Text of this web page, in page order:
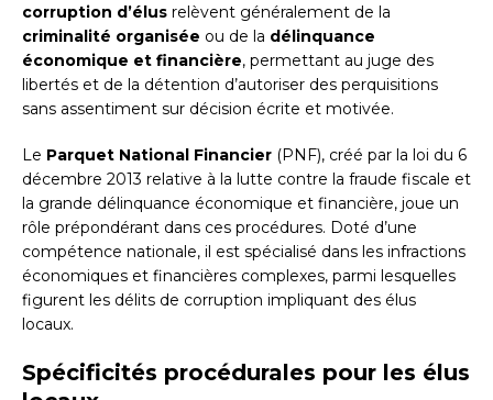
corruption d’élus relèvent généralement de la
criminalité organisée ou de la délinquance
économique et financière, permettant au juge des
libertés et de la détention d’autoriser des perquisitions
sans assentiment sur décision écrite et motivée.
Le Parquet National Financier (PNF), créé par la loi du 6
décembre 2013 relative à la lutte contre la fraude fiscale et
la grande délinquance économique et financière, joue un
rôle prépondérant dans ces procédures. Doté d’une
compétence nationale, il est spécialisé dans les infractions
économiques et financières complexes, parmi lesquelles
figurent les délits de corruption impliquant des élus
locaux.
Spécificités procédurales pour les élus